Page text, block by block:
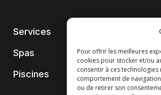
Pour offrir les meilleures
cookies pour stocker et/ou
consentir à ces
comportement de
ou de retirer son
Services
Spas
Piscines